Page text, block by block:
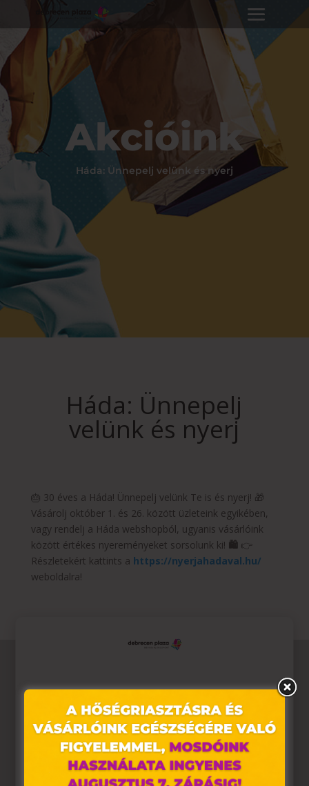
Akcióink
Háda: Ünnepelj velünk és nyerj
Háda: Ünnepelj
velünk és nyerj
🎂 30 éves a Háda! Ünnepelj velünk Te is és nyerj! 🎁
Vásárolj október 1. és 26. között üzleteink egyikében,
vagy rendelj a Háda webshopból, ugyanis vásárlóink
között értékes nyereményeket sorsolunk ki! 🛍️ 👉
Részletekért kattints a https://nyerjahadaval.hu/
weboldalra!
Weboldalunkon „cookie"-kat (továbbiakban „süti")
alkalmazunk. Ezek olyan fájlok, melyek információt
tárolnak webes böngészőjében. Ehhez az Ön
hozzájárulása szükséges.